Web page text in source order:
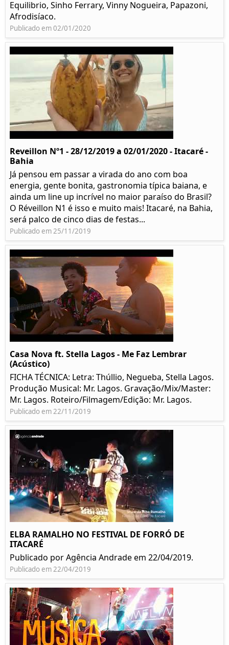
Equilibrio, Sinho Ferrary, Vinny Nogueira, Papazoni,
Afrodisíaco.
Publicado em 02/01/2020
Reveillon Nº1 - 28/12/2019 a 02/01/2020 - Itacaré -
Bahia
Já pensou em passar a virada do ano com boa
energia, gente bonita, gastronomia típica baiana, e
ainda um line up incrível no maior paraíso do Brasil?
O Réveillon N1 é isso e muito mais! Itacaré, na Bahia,
será palco de cinco dias de festas...
Publicado em 25/11/2019
Casa Nova ft. Stella Lagos - Me Faz Lembrar
(Acústico)
FICHA TÉCNICA: Letra: Thúllio, Negueba, Stella Lagos.
Produção Musical: Mr. Lagos. Gravação/Mix/Master:
Mr. Lagos. Roteiro/Filmagem/Edição: Mr. Lagos.
Publicado em 22/11/2019
ELBA RAMALHO NO FESTIVAL DE FORRÓ DE
ITACARÉ
Publicado por Agência Andrade em 22/04/2019.
Publicado em 22/04/2019